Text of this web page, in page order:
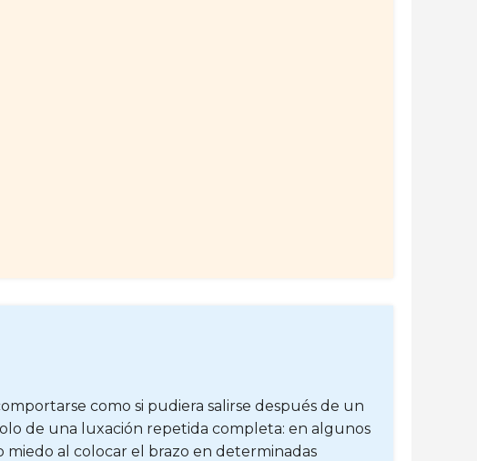
como si pudiera salirse después de un
de una luxación repetida completa: en algunos
miedo al colocar el brazo en determinadas